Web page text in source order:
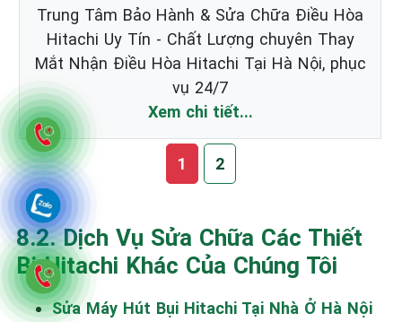
Trung Tâm Bảo Hành & Sửa Chữa Điều Hòa
Hitachi Uy Tín - Chất Lượng chuyên Thay
Mắt Nhận Điều Hòa Hitachi Tại Hà Nội, phục
vụ 24/7
Xem chi tiết...
1 2
8.2. Dịch Vụ Sửa Chữa Các Thiết
Bị Hitachi Khác Của Chúng Tôi
Sửa Máy Hút Bụi Hitachi Tại Nhà Ở Hà Nội